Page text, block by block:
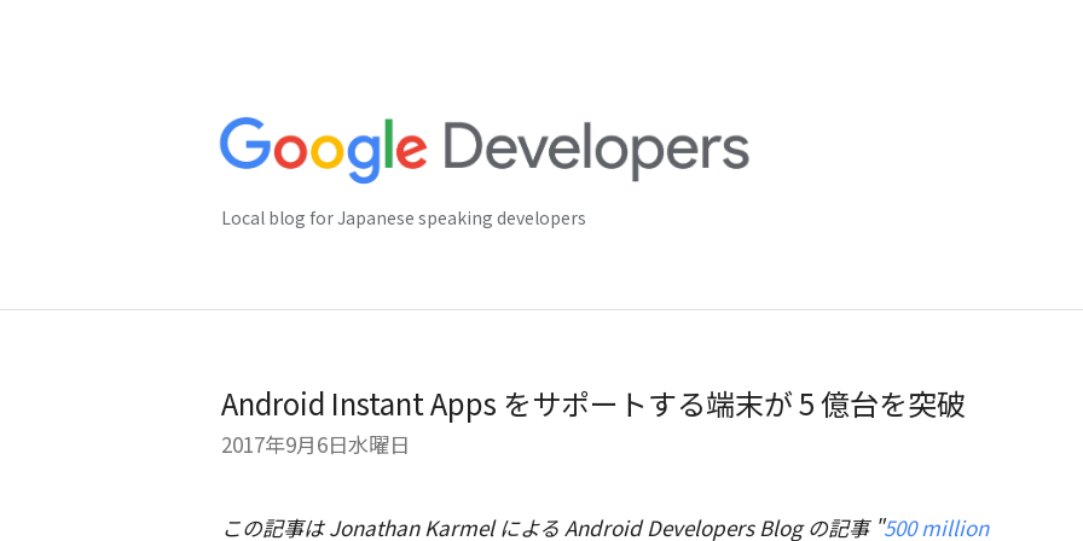
Local blog for Japanese speaking developers
Android Instant Apps をサポートする端末が 5 億台を突破
2017年9月6日水曜日
この記事はJonathan Karmelによる Android Developers Blog の記事 "500 million